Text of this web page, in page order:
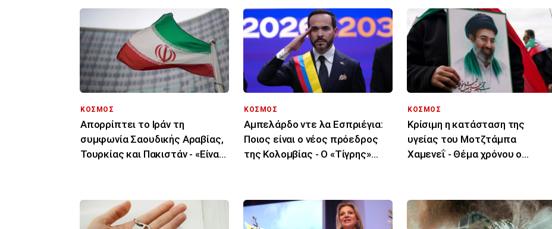
ΚΟΣΜΟΣ
Απορρίπτει το Ιράν τη
συμφωνία Σαουδικής Αραβίας,
Τουρκίας και Πακιστάν - «Είναι
ΚΟΣΜΟΣ
Αμπελάρδο ντε λα Εσπριέγια:
Ποιος είναι ο νέος πρόεδρος
της Κολομβίας - Ο «Τίγρης»
ΚΟΣΜΟΣ
Κρίσιμη η κατάσταση της
υγείας του Μοτζτάμπα
Χαμενεΐ - Θέμα χρόνου ο